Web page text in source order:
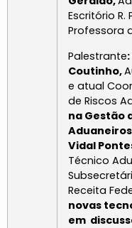
Escritório
Professora
Palestrante
Coutinho,
e atual
de Riscos
na Gestão
Aduaneiros
Vidal
Técnico
Receita
novas
em